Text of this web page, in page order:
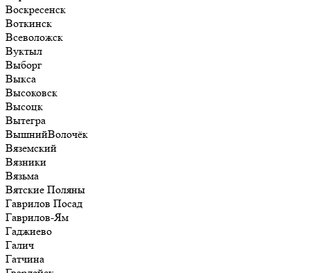
Воскресенск
Воткинск
Всеволожск
Вуктыл
Выборг
Выкса
Высоковск
Высоцк
Вытегра
ВышнийВолочёк
Вяземский
Вязники
Вязьма
Вятские Поляны
Гаврилов Посад
Гаврилов-Ям
Гаджиево
Галич
Гатчина